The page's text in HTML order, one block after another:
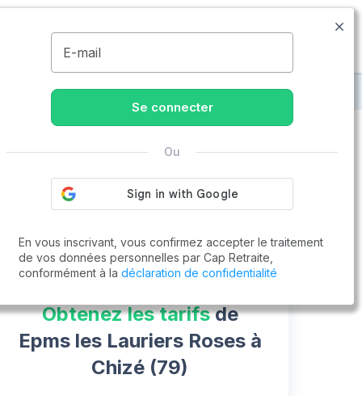
09.77.55.73.00
Epms les Lauriers Roses
Cap Retraite vous aide à trouver un emploi
Obtenez les tarifsde
Epms les Lauriers Roses à
Chizé (79)
E-mail
Se connecter
Ou
En vous inscrivant, vous confirmez accepter le traitement
de vos données personnelles par Cap Retraite,
conformément à la déclaration de confidentialité